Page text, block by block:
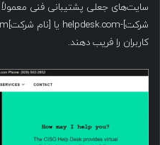
سایت‌های جعلی پشتیبانی فنی معمولاً
کاربران را فریب دهند.